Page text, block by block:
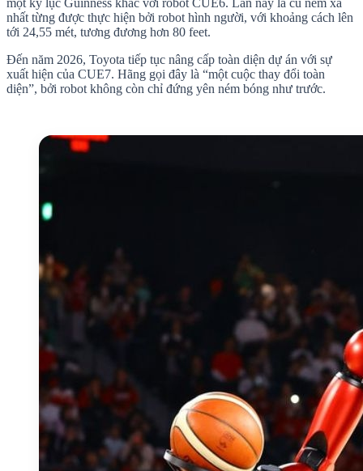
nhất từng được thực hiện bởi robot hình người, với khoảng cách lên
tới 24,55 mét, tương đương hơn 80 feet.
Đến năm 2026, Toyota tiếp tục nâng cấp toàn diện dự án với sự
xuất hiện của CUE7. Hãng gọi đây là “một cuộc thay đổi toàn
diện”, bởi robot không còn chỉ đứng yên ném bóng như trước.